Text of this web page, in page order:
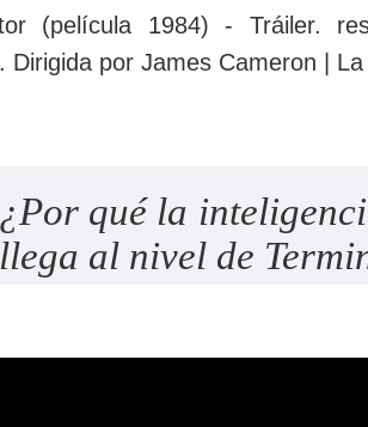
¿Por qué la
llega al nivel de